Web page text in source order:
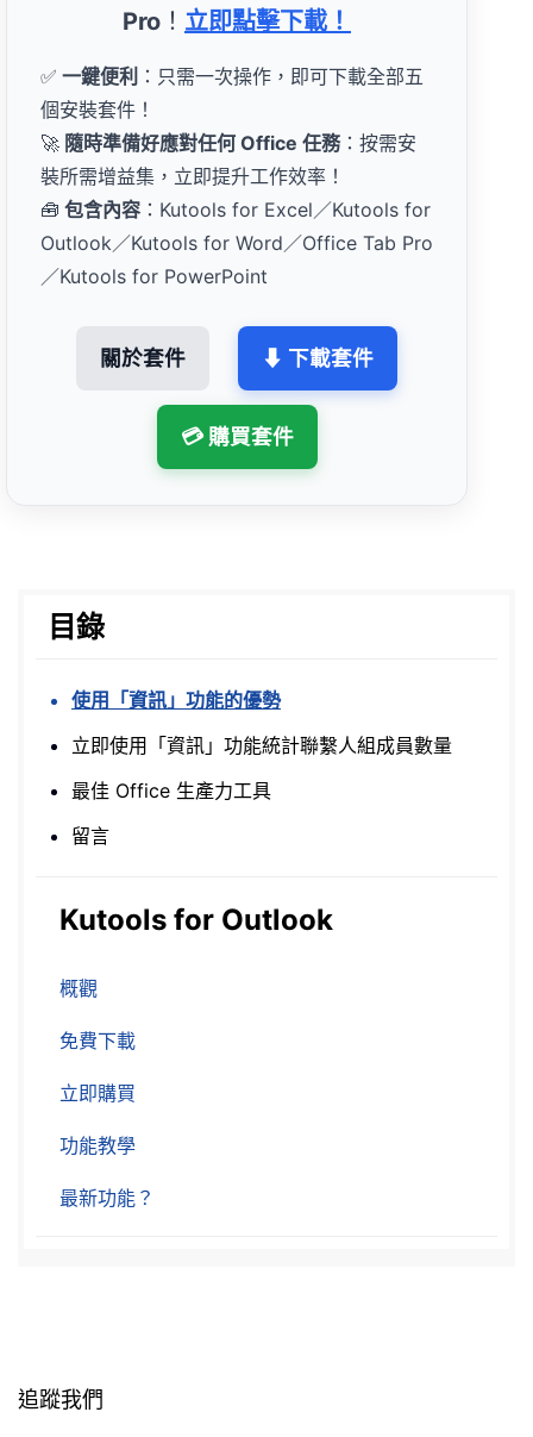
Pro ！ 立即點擊下載！
✅ 一鍵便利 ：只需一次操作，即可下載全部五
個安裝套件！
🚀 隨時準備好應對任何 Office 任務：按需安
裝所需增益集，立即提升工作效率！
🧰 包含內容 ：Kutools for Excel／Kutools for
Outlook／Kutools for Word／Office Tab Pro
／Kutools for PowerPoint
關於套件 ⬇ 下載套件
💳 購買套件
目錄
使用「資訊」功能的優勢
立即使用「資訊」功能統計聯繫人組成員數量
最佳 Office 生產力工具
留言
Kutools for Outlook
概觀
免費下載
立即購買
功能教學
最新功能？
追蹤我們